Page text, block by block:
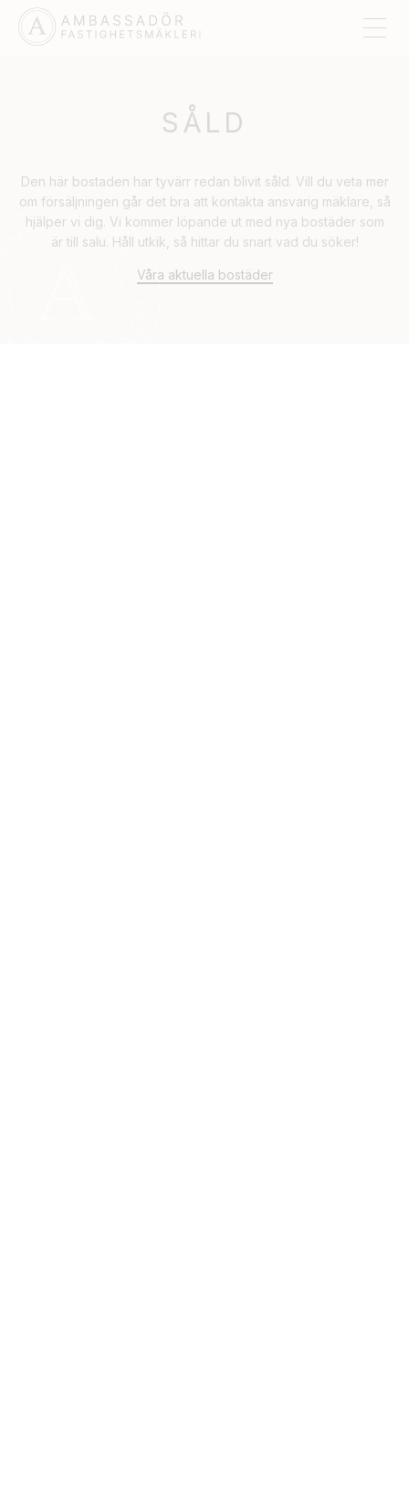
SÅLD
Den här bostaden har tyvärr redan blivit såld. Vill du veta mer
om försäljningen går det bra att kontakta ansvarig mäklare, så
hjälper vi dig. Vi kommer löpande ut med nya bostäder som
är till salu. Håll utkik, så hittar du snart vad du söker!
Våra aktuella bostäder